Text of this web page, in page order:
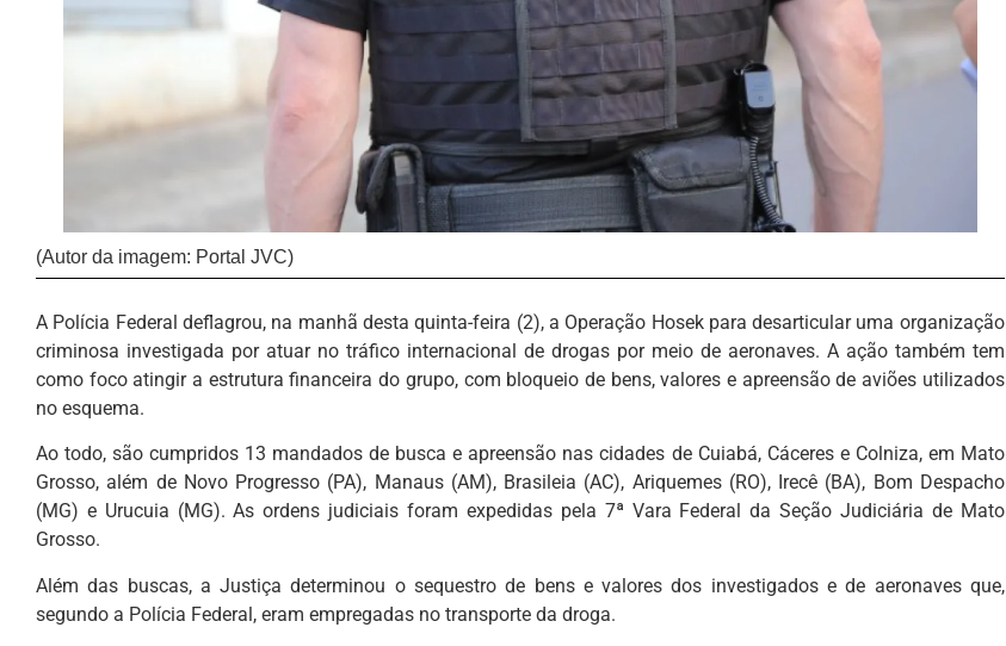
(Autor da imagem: Portal JVC)
A Polícia Federal deflagrou, na manhã desta quinta-feira (2), a Operação Hosek para desarticular uma organização
criminosa investigada por atuar no tráfico internacional de drogas por meio de aeronaves. A ação também tem
como foco atingir a estrutura financeira do grupo, com bloqueio de bens, valores e apreensão de aviões utilizados
no esquema.
Ao todo, são cumpridos 13 mandados de busca e apreensão nas cidades de Cuiabá, Cáceres e Colniza, em Mato
Grosso, além de Novo Progresso (PA), Manaus (AM), Brasileia (AC), Ariquemes (RO), Irecê (BA), Bom Despacho
(MG) e Urucuia (MG). As ordens judiciais foram expedidas pela 7ª Vara Federal da Seção Judiciária de Mato
Grosso.
Além das buscas, a Justiça determinou o sequestro de bens e valores dos investigados e de aeronaves que,
segundo a Polícia Federal, eram empregadas no transporte da droga.